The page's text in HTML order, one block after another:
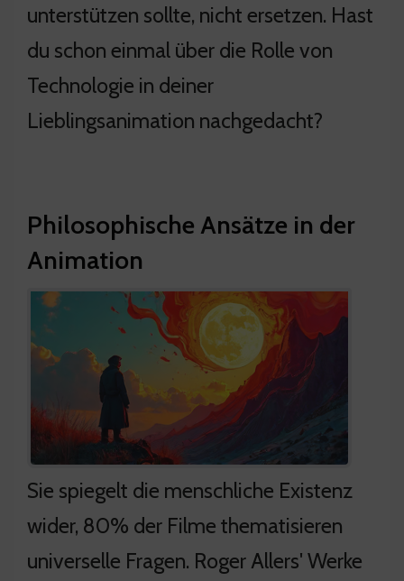
unterstützen sollte, nicht ersetzen. Hast
du schon einmal über die Rolle von
Technologie in deiner
Lieblingsanimation nachgedacht?
Philosophische Ansätze in der
Animation
Sie spiegelt die menschliche Existenz
wider, 80% der Filme thematisieren
universelle Fragen. Roger Allers' Werke